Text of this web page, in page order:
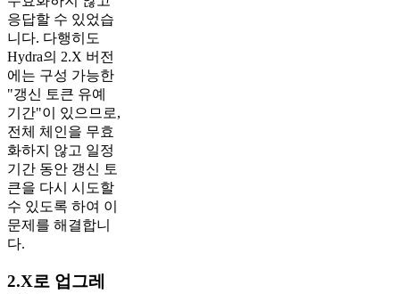
응답할 수 있었습
니다. 다행히도
Hydra의 2.X 버전
에는 구성 가능한
"갱신 토큰 유예
기간"이 있으므로,
전체 체인을 무효
화하지 않고 일정
기간 동안 갱신 토
큰을 다시 시도할
수 있도록 하여 이
문제를 해결합니
다.
2.X로 업그레